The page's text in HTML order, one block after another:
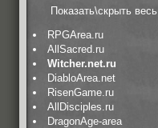
Показать\скрыть весь
RPGArea.ru
AllSacred.ru
Witcher.net.ru
DiabloArea.net
RisenGame.ru
AllDisciples.ru
DragonAge-area